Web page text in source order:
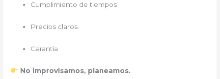
Cumplimiento de tiempos
Precios claros
Garantía
No improvisamos, planeamos.